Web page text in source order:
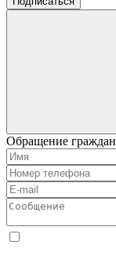
Обращение граждан